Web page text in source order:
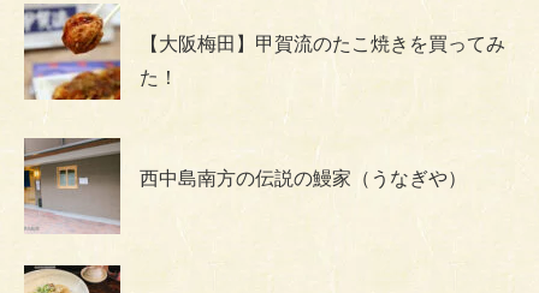
【大阪梅田】甲賀流のたこ焼きを買ってみ
た！
西中島南方の伝説の鰻家（うなぎや）